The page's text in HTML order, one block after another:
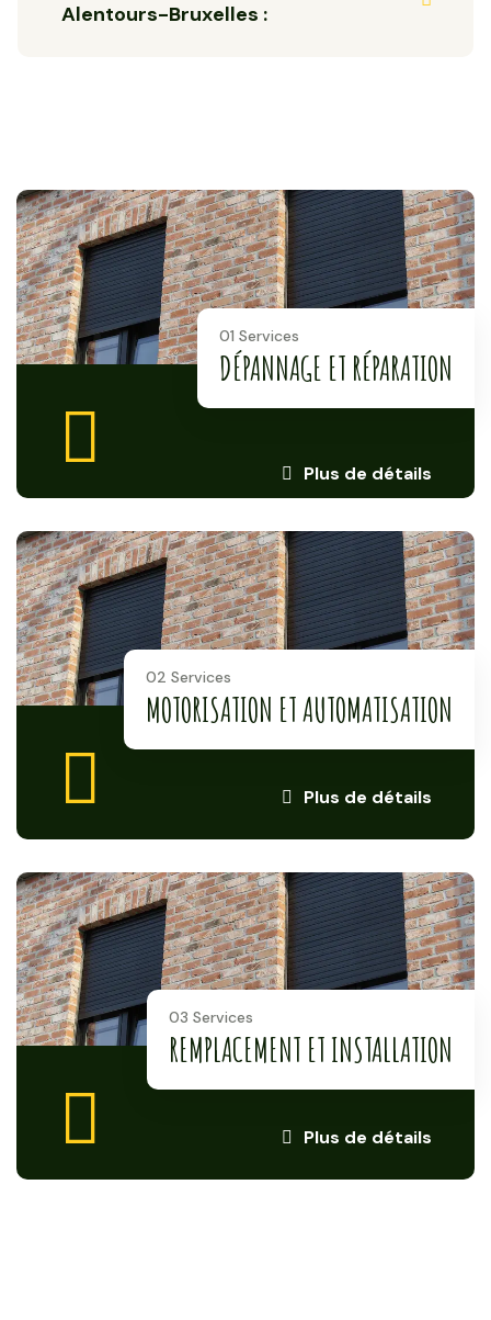
Alentours-Bruxelles :
Plus de détails
01 Services
DÉPANNAGE ET RÉPARATION
Plus de détails
02 Services
MOTORISATION ET AUTOMATISATION
Plus de détails
03 Services
REMPLACEMENT ET INSTALLATION